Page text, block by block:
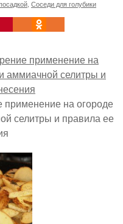
Соседи для голубики
на огороде
селитры и правила ее